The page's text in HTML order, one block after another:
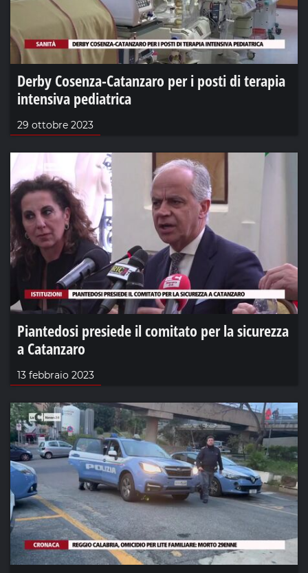
Derby Cosenza-Catanzaro per i posti di terapia
intensiva pediatrica
29 ottobre 2023
Piantedosi presiede il comitato per la sicurezza
a Catanzaro
13 febbraio 2023